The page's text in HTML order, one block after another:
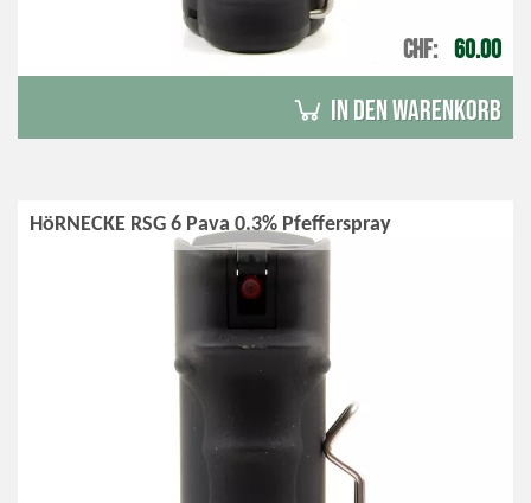
CHF 60.00
in den Warenkorb
HöRNECKE RSG 6 Pava 0.3% Pfefferspray